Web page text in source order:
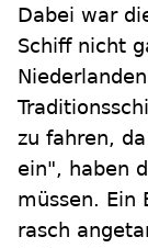
Dabei war
Schiff nicht
zu fahren,
ein", haben
müssen. Ein
rasch